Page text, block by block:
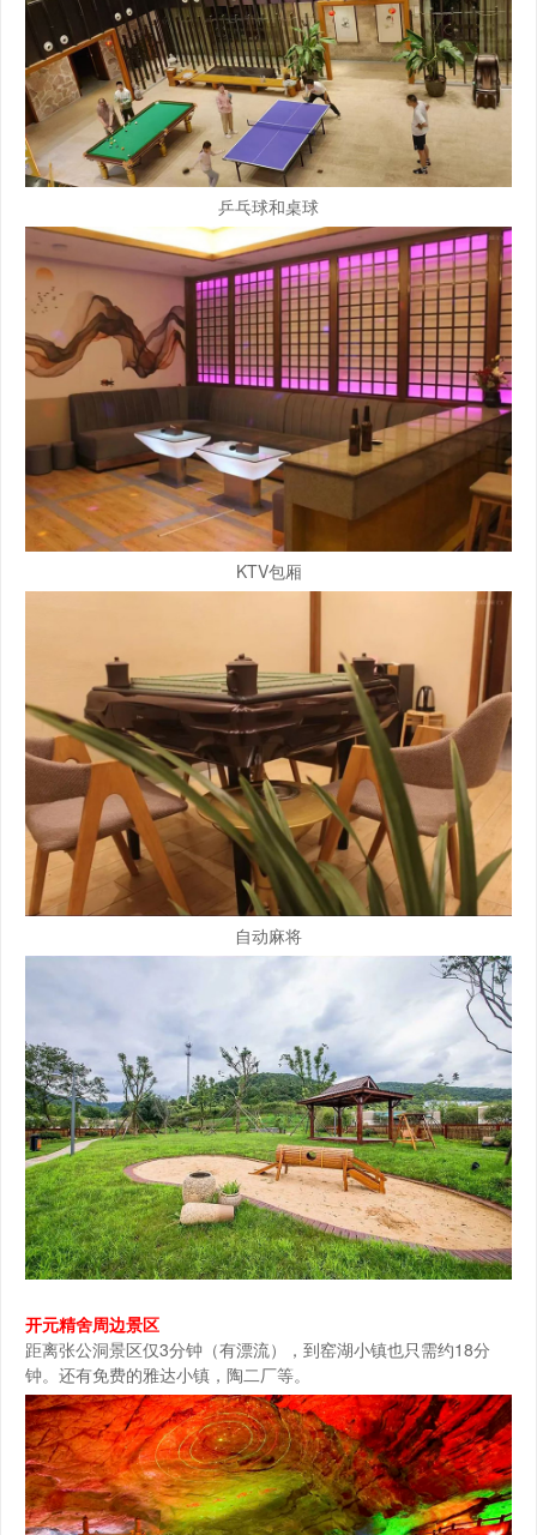
乒乓球和桌球
KTV包厢
自动麻将
开元精舍周边景区
距离张公洞景区仅3分钟（有漂流），到窑湖小镇也只需约18分
钟。还有免费的雅达小镇，陶二厂等。